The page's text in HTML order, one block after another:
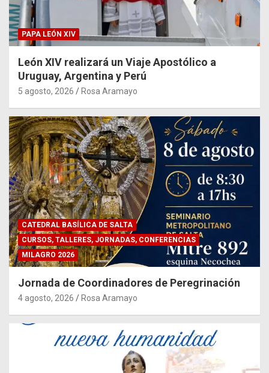
PAPA LEÓN XIV
León XIV realizará un Viaje Apostólico a
Uruguay, Argentina y Perú
5 agosto, 2026 Rosa Aramayo
CATEDRAL BASÍLICA DE SALTA
CURSOS, TALLERES, JORNADAS, CONFERENCIAS
MILAGRO 2026
Jornada de Coordinadores de Peregrinación
4 agosto, 2026 Rosa Aramayo